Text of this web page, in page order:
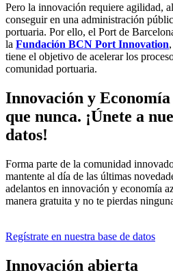
Pero la innovación requiere agilidad,
conseguir en una administración
portuaria. Por ello, el Port de
la Fundación BCN Port Innovation
tiene el objetivo de acelerar los
comunidad portuaria.
Innovación y
que nunca. ¡Únete a
datos!
Forma parte de la comunidad
mantente al día de las últimas
adelantos en innovación y economía
manera gratuita y no te pierdas
Regístrate en nuestra base de datos
Innovación abierta